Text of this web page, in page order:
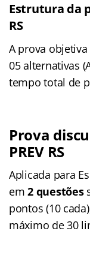
Estrutura da
RS
A prova
05 alternativas
tempo total de
Prova
PREV RS
Aplicada para
em2 questões
pontos (10
máximo de 30